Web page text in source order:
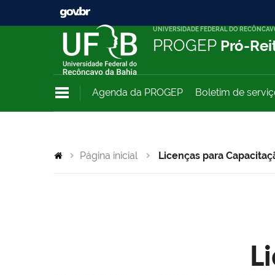
UNIVERSIDADE FEDERAL DO
PROGEP Pró-
Agenda da PROGEP Boletim de
Página inicial Licenças para